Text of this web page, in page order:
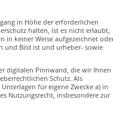
in Höhe der erforderlichen
halten, ist es nicht erlaubt,
in keiner Weise aufgezeichnet
und Bild ist und urheber- sowie
digitalen Pinnwand, die wir Ihnen
Schutz. Als
für eigene Zwecke a) in
Nutzungsrecht, insbesondere zur